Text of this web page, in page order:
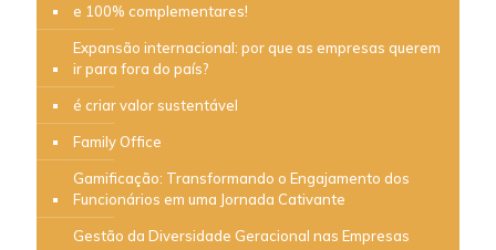
e 100% complementares!
Expansão internacional: por que as empresas querem
ir para fora do país?
é criar valor sustentável
Family Office
Gamificação: Transformando o Engajamento dos
Funcionários em uma Jornada Cativante
Gestão da Diversidade Geracional nas Empresas